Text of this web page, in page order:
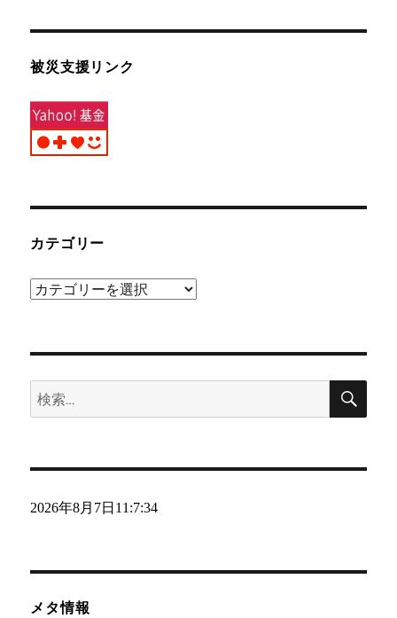
被災支援リンク
カテゴリー
カ
検
索:
検
2026年8月7日 11:7:34
メタ情報